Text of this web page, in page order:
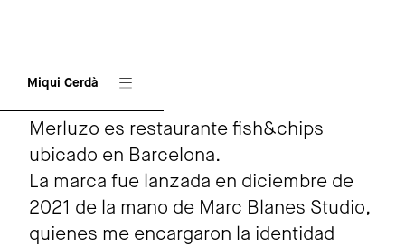
Miqui Cerdà
Merluzo es restaurante fish&chips
ubicado en Barcelona.
La marca fue lanzada en diciembre de
2021 de la mano de Marc Blanes Studio,
quienes me encargaron la identidad